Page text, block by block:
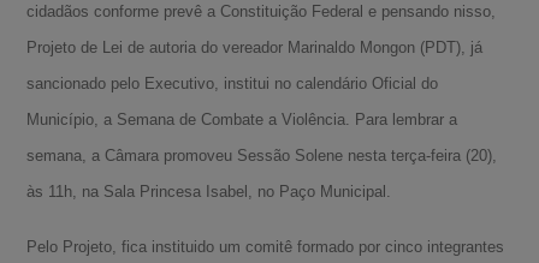
cidadãos conforme prevê a Constituição Federal e pensando nisso,
Projeto de Lei de autoria do vereador Marinaldo Mongon (PDT), já
sancionado pelo Executivo, institui no calendário Oficial do
Município, a Semana de Combate a Violência. Para lembrar a
semana, a Câmara promoveu Sessão Solene nesta terça-feira (20),
às 11h, na Sala Princesa Isabel, no Paço Municipal.
Pelo Projeto, fica instituido um comitê formado por cinco integrantes